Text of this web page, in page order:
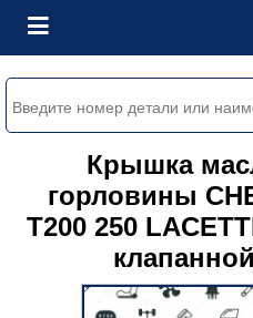
Крышка
горловины
T200 250